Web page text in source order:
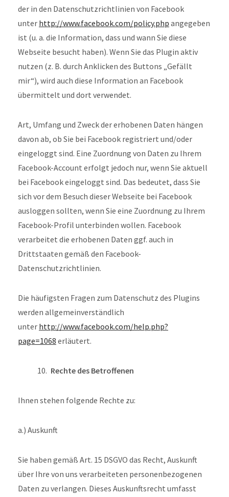
der in den Datenschutzrichtlinien von Facebook
unter http://www.facebook.com/policy.php angegeben
ist (u. a. die Information, dass und wann Sie diese
Webseite besucht haben). Wenn Sie das Plugin aktiv
nutzen (z. B. durch Anklicken des Buttons „Gefällt
mir“), wird auch diese Information an Facebook
übermittelt und dort verwendet.
Art, Umfang und Zweck der erhobenen Daten hängen
davon ab, ob Sie bei Facebook registriert und/oder
eingeloggt sind. Eine Zuordnung von Daten zu Ihrem
Facebook-Account erfolgt jedoch nur, wenn Sie aktuell
bei Facebook eingeloggt sind. Das bedeutet, dass Sie
sich vor dem Besuch dieser Webseite bei Facebook
ausloggen sollten, wenn Sie eine Zuordnung zu Ihrem
Facebook-Profil unterbinden wollen. Facebook
verarbeitet die erhobenen Daten ggf. auch in
Drittstaaten gemäß den Facebook-
Datenschutzrichtlinien.
Die häufigsten Fragen zum Datenschutz des Plugins
werden allgemeinverständlich
unter http://www.facebook.com/help.php?
page=1068 erläutert.
Rechte des Betroffenen
Ihnen stehen folgende Rechte zu:
a.) Auskunft
Sie haben gemäß Art. 15 DSGVO das Recht, Auskunft
über Ihre von uns verarbeiteten personenbezogenen
Daten zu verlangen. Dieses Auskunftsrecht umfasst